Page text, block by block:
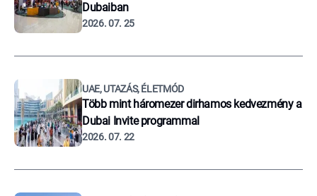
Dubaiban
2026. 07. 25
UAE, UTAZÁS, ÉLETMÓD
Több mint háromezer dirhamos kedvezmény a
Dubai Invite programmal
2026. 07. 22